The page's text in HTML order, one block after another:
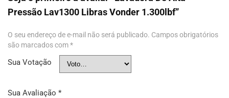
Pressão Lav1300 Libras Vonder 1.300lbf”
O seu endereço de e-mail não será publicado. Campos obrigatórios
são marcados com*
Sua Votação
Sua Avaliação *